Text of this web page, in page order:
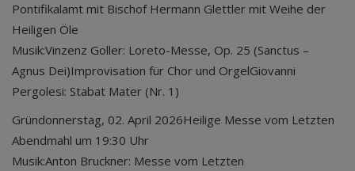
Pontifikalamt mit Bischof Hermann Glettler mit Weihe der
Heiligen Öle
Musik:Vinzenz Goller: Loreto-Messe, Op. 25 (Sanctus –
Agnus Dei)Improvisation für Chor und OrgelGiovanni
Pergolesi: Stabat Mater (Nr. 1)
Gründonnerstag, 02. April 2026Heilige Messe vom Letzten
Abendmahl um 19:30 Uhr
Musik:Anton Bruckner: Messe vom Letzten